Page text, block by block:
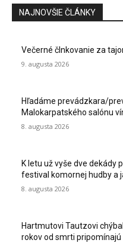
NAJNOVŠIE ČLÁNKY
Večerné člnkovanie za
9. augusta 2026
Hľadáme prevádzkara/
Malokarpatského salónu
8. augusta 2026
K letu už vyše dve
festival komornej hudby a
8. augusta 2026
Hartmutovi Tautzovi
rokov od smrti